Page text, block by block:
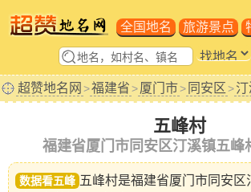
全国地名 旅游景点
超赞地名网 >福建省>厦门市> 同安区 >
五峰村
福建省厦门市同安区汀溪镇五峰
数据看五峰 五峰村是福建省厦门市同安区